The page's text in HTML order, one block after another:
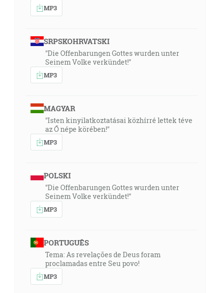
MP3
SRPSKOHRVATSKI
"Die Offenbarungen Gottes wurden unter
Seinem Volke verkündet!"
MP3
MAGYAR
"Isten kinyilatkoztatásai közhírré lettek téve
az Ő népe körében!"
MP3
POLSKI
"Die Offenbarungen Gottes wurden unter
Seinem Volke verkündet!"
MP3
PORTUGUÊS
Tema: As revelações de Deus foram
proclamadas entre Seu povo!
MP3